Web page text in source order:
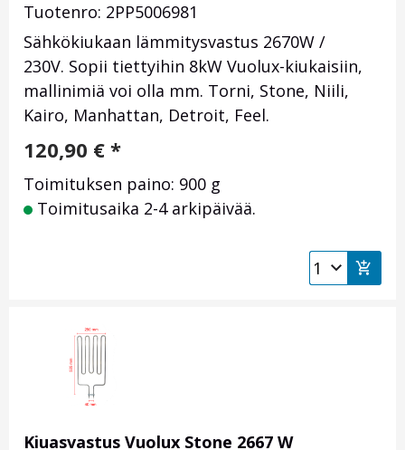
Tuotenro: 2PP5006981
Sähkökiukaan lämmitysvastus 2670W /
230V. Sopii tiettyihin 8kW Vuolux-kiukaisiin,
mallinimiä voi olla mm. Torni, Stone, Niili,
Kairo, Manhattan, Detroit, Feel.
120,90 € *
Toimituksen paino: 900 g
Toimitusaika 2-4 arkipäivää.
Kiuasvastus Vuolux Stone 2667 W